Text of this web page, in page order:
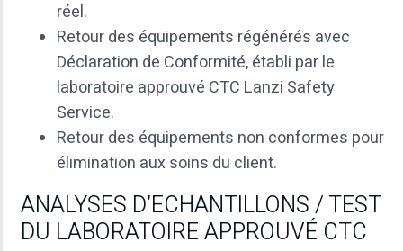
réel.
Retour des équipements régénérés avec
Déclaration de Conformité, établi par le
laboratoire approuvé CTC Lanzi Safety
Service.
Retour des équipements non conformes pour
élimination aux soins du client.
ANALYSES D’ECHANTILLONS / TEST
DU LABORATOIRE APPROUVÉ CTC